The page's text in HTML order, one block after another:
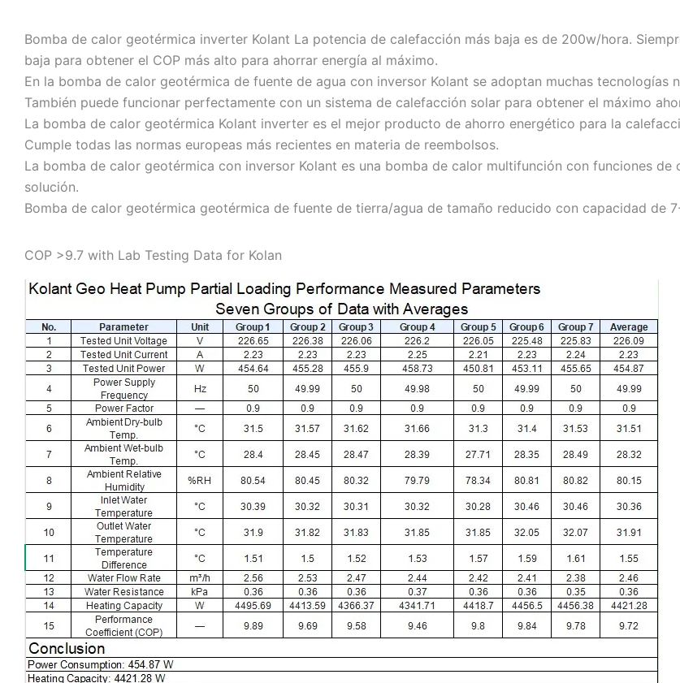
Bomba de calor geotérmica inverter Kolant La potencia de calefacción más baja es de 200w/hora.
baja para obtener el COP más alto para ahorrar energía al máximo.
En la bomba de calor geotérmica de fuente de agua con inversor Kolant se adoptan muchas tecnologías
También puede funcionar perfectamente con un sistema de calefacción solar para obtener el máximo
La bomba de calor geotérmica Kolant inverter es el mejor producto de ahorro energético para la
Cumple todas las normas europeas más recientes en materia de reembolsos.
La bomba de calor geotérmica con inversor Kolant es una bomba de calor multifunción con funciones
solución.
Bomba de calor geotérmica geotérmica de fuente de tierra/agua de tamaño reducido con capacidad de
COP >9.7 with Lab Testing Data for Kolan